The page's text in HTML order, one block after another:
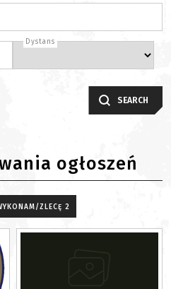
Dystans
SEARCH
ogłoszeń
ZLECĘ 2